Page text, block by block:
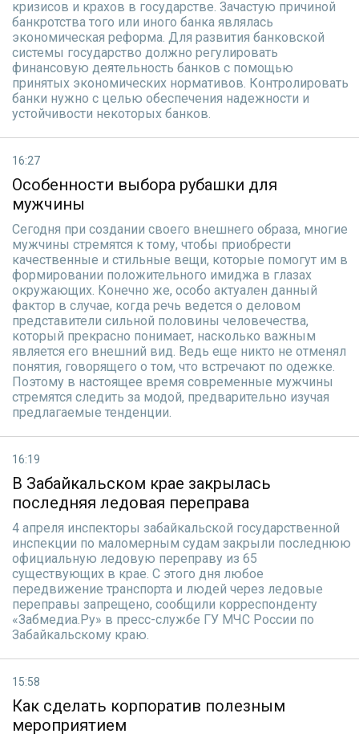
кризисов и крахов в государстве. Зачастую причиной
банкротства того или иного банка являлась
экономическая реформа. Для развития банковской
системы государство должно регулировать
финансовую деятельность банков с помощью
принятых экономических нормативов. Контролировать
банки нужно с целью обеспечения надежности и
устойчивости некоторых банков.
16:27
Особенности выбора рубашки для
мужчины
Сегодня при создании своего внешнего образа, многие
мужчины стремятся к тому, чтобы приобрести
качественные и стильные вещи, которые помогут им в
формировании положительного имиджа в глазах
окружающих. Конечно же, особо актуален данный
фактор в случае, когда речь ведется о деловом
представители сильной половины человечества,
который прекрасно понимает, насколько важным
является его внешний вид. Ведь еще никто не отменял
понятия, говорящего о том, что встречают по одежке.
Поэтому в настоящее время современные мужчины
стремятся следить за модой, предварительно изучая
предлагаемые тенденции.
16:19
В Забайкальском крае закрылась
последняя ледовая переправа
4 апреля инспекторы забайкальской государственной
инспекции по маломерным судам закрыли последнюю
официальную ледовую переправу из 65
существующих в крае. С этого дня любое
передвижение транспорта и людей через ледовые
переправы запрещено, сообщили корреспонденту
«Забмедиа.Ру» в пресс-службе ГУ МЧС России по
Забайкальскому краю.
15:58
Как сделать корпоратив полезным
мероприятием